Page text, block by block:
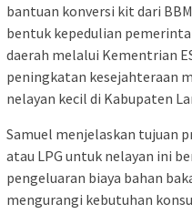
bantuan konversi kit dari
bentuk kepedulian
daerah melalui Kementrian
peningkatan kesejahteraan
nelayan kecil di Kabupaten
Samuel menjelaskan tujuan
atau LPG untuk nelayan ini
pengeluaran biaya bahan
mengurangi kebutuhan